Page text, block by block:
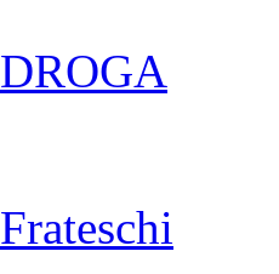
DROGA
Frateschi